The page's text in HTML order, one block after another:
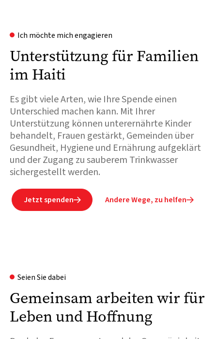
Ich möchte mich engagieren
Unterstützung für Familien
im Haiti
Es gibt viele Arten, wie Ihre Spende einen
Unterschied machen kann. Mit Ihrer
Unterstützung können unterernährte Kinder
behandelt, Frauen gestärkt, Gemeinden über
Gesundheit, Hygiene und Ernährung aufgeklärt
und der Zugang zu sauberem Trinkwasser
sichergestellt werden.
Jetzt spenden Andere Wege, zu helfen
Seien Sie dabei
Gemeinsam arbeiten wir für
Leben und Hoffnung